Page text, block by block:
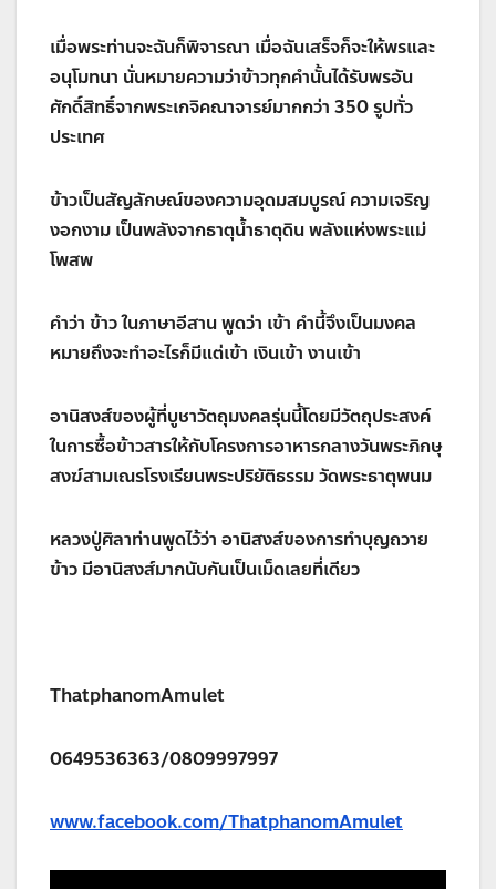
เมื่อพระท่านจะฉันก็พิจารณา เมื่อฉันเสร็จก็จะให้พรและ
อนุโมทนา นั่นหมายความว่าข้าวทุกคำนั้นได้รับพรอัน
ศักดิ์สิทธิ์จากพระเกจิคณาจารย์มากกว่า 350 รูปทั่ว
ประเทศ
ข้าวเป็นสัญลักษณ์ของความอุดมสมบูรณ์ ความเจริญ
งอกงาม เป็นพลังจากธาตุน้ำธาตุดิน พลังแห่งพระแม่
โพสพ
คำว่า ข้าว ในภาษาอีสาน พูดว่า เข้า คำนี้จึงเป็นมงคล
หมายถึงจะทำอะไรก็มีแต่เข้า เงินเข้า งานเข้า
อานิสงส์ของผู้ที่บูชาวัตถุมงคลรุ่นนี้โดยมีวัตถุประสงค์
ในการซื้อข้าวสารให้กับโครงการอาหารกลางวันพระภิกษุ
สงฆ์สามเณรโรงเรียนพระปริยัติธรรม วัดพระธาตุพนม
หลวงปู่ศิลาท่านพูดไว้ว่า อานิสงส์ของการทำบุญถวาย
ข้าว มีอานิสงส์มากนับกันเป็นเม็ดเลยที่เดียว
ThatphanomAmulet
0649536363/0809997997
www.facebook.com/ThatphanomAmulet